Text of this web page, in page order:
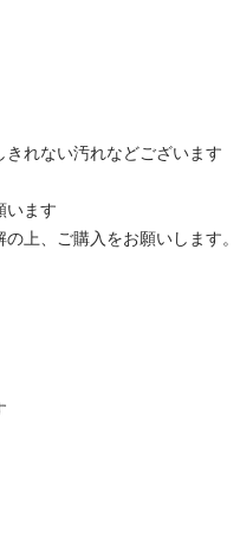
きれない汚れなどございます
います
上、ご購入をお願いします。